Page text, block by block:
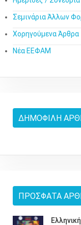
Σεμινάρια Άλλων
Χορηγούμενα Άρθρα
Νέα ΕΕΦΑΜ
ΔΗΜΟΦΙΛΉ
ΠΡΌΣΦΑΤΑ